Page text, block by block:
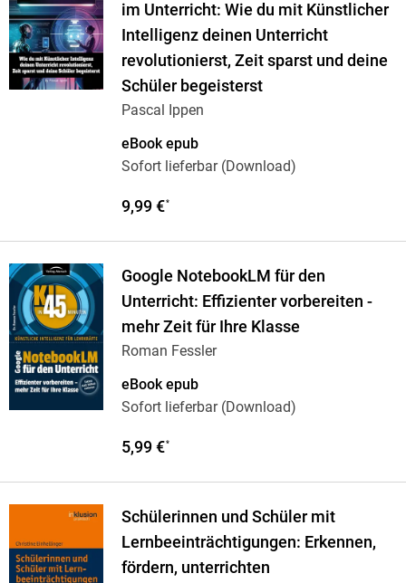
im Unterricht: Wie du mit Künstlicher
Intelligenz deinen Unterricht
revolutionierst, Zeit sparst und deine
Schüler begeisterst
Pascal Ippen
eBook epub
Sofort lieferbar (Download)
9,99 €*
Google NotebookLM für den
Unterricht: Effizienter vorbereiten -
mehr Zeit für Ihre Klasse
Roman Fessler
eBook epub
Sofort lieferbar (Download)
5,99 €*
Schülerinnen und Schüler mit
Lernbeeinträchtigungen: Erkennen,
fördern, unterrichten